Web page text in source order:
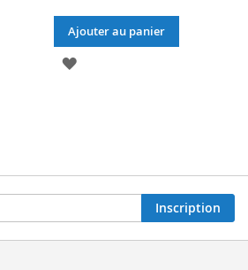
Ajouter au panier
AJOUTER
Inscription